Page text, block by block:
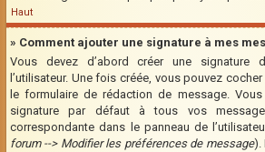
Haut
» Comment ajouter une signature à mes
Vous devez d’abord créer une signature
l’utilisateur. Une fois créée, vous pouvez cocher
le formulaire de rédaction de message.
signature par défaut à tous vos
correspondante dans le panneau de
forum --> Modifier les préférences de message).